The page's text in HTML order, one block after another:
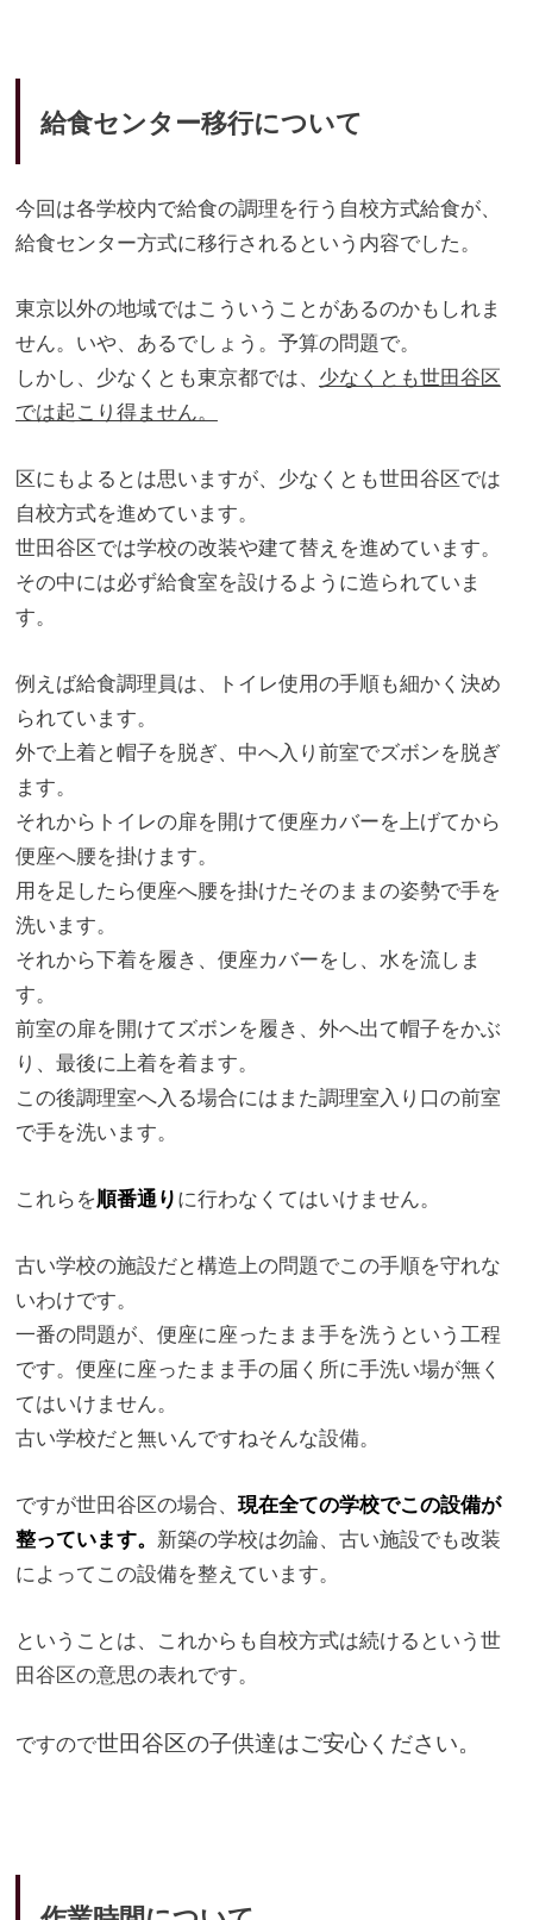
給食センター移行について
今回は各学校内で給食の調理を行う自校方式給食が、
給食センター方式に移行されるという内容でした。
東京以外の地域ではこういうことがあるのかもしれま
せん。いや、 あるでしょう。予算の問題で。
しかし、少なくとも東京都では、 少なくとも世田谷区
では起こり得ません。
区にもよるとは思いますが、 少なくとも世田谷区では
自校方式を進めています。
世田谷区では学校の改装や建て替えを進めています。
その中には必ず給食室を設けるように造られていま
す。
例えば給食調理員は、
トイレ使用の手順も細かく決め
られています。
外で上着と帽子を脱ぎ、中へ入り前室でズボンを脱ぎ
ます。
それからトイレの扉を開けて便座カバーを上げてから
便座へ腰を掛けます。
用を足したら便座へ腰を掛けたそのままの姿勢で手を
洗います。
それから下着を履き、便座カバーをし、水を流しま
す。
前室の扉を開けてズボンを履き、外へ出て帽子をかぶ
り、 最後に上着を着ます。
この後調理室へ入る場合にはまた調理室入り口の前室
で手を洗います。
これらを順番通りに行わなくてはいけません。
古い学校の施設だと構造上の問題でこの手順を守れな
いわけです。
一番の問題が、便座に座ったまま手を洗うという工程
です。 便座に座ったまま手の届く所に手洗い場が無く
てはいけません。
古い学校だと無いんですねそんな設備。
ですが世田谷区の場合、 現在全ての学校でこの設備が
整っています。 新築の学校は勿論、 古い施設でも改装
によってこの設備を整えています。
ということは、 これからも自校方式は続けるという世
田谷区の意思の表れです。
ですので世田谷区の子供達はご安心ください。